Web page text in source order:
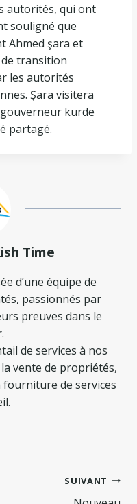
autorités, qui ont
souligné que
Ahmed şara et
transition
les autorités
Şara visitera
kurde
partagé.
Time
d’une équipe de
passionnés par
preuves dans le
de services à nos
vente de propriétés,
de services
SUIVANT